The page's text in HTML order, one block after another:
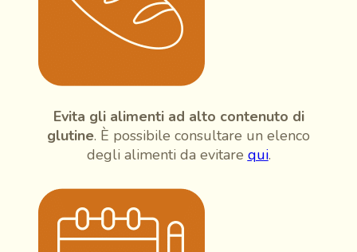
Evita gli alimenti ad alto contenuto di
glutine. È possibile consultare un elenco
degli alimenti da evitare qui.